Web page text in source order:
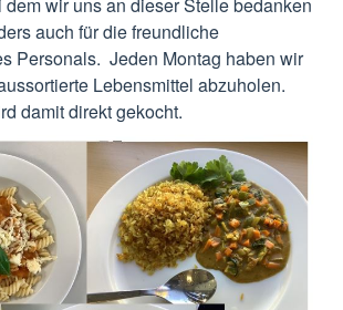
auch für die freundliche
Personals. Jeden Montag haben wir
Lebensmittel abzuholen.
damit direkt gekocht.